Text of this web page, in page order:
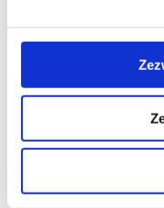
tubular
–